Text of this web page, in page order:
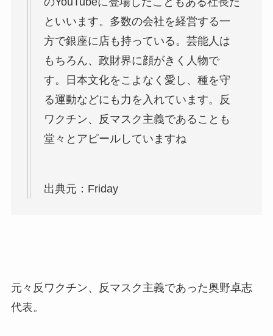
といいます。多数の会社を経営する一
方で銀座に店も持っている。芸能人は
もちろん、政財界に顔がきく人物で
す。日本文化をこよなく愛し、種を守
る運動などにも力を入れています。反
ワクチン、反マスク主義であることも
堂々とアピールしていますね
出典元：Friday
元々反ワクチン、反マスク主義であった奥野卓志
代表。